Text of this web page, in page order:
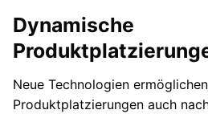
Dynamische
Neue Technologien
Produktplatzierungen auch